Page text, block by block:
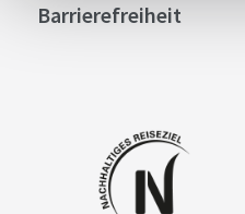
Barrierefreiheit